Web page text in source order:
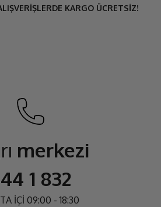
KARGO ÜCRETSİZ!
merkezi
1 832
İÇİ 09:00 - 18:30